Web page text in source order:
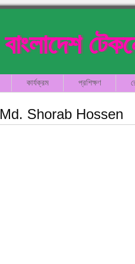
বাংলাদেশ
কার্যক্রম প্রশিক্ষণ
Md. Shorab Hossen